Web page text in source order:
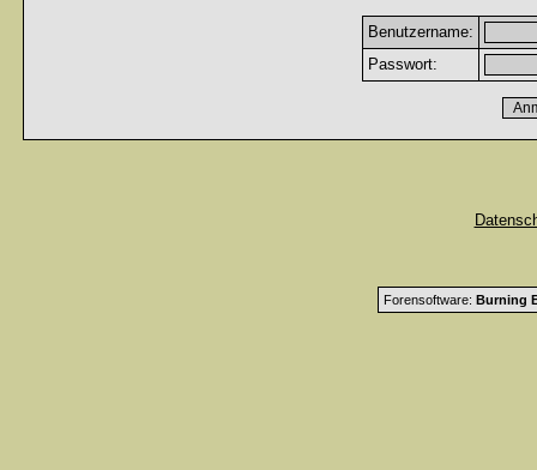
Benutzername:
Passwort:
Forensoftware: Burning